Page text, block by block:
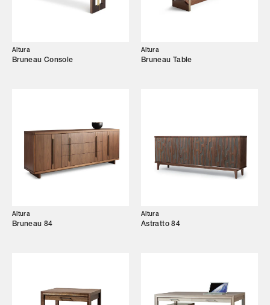
Altura
Bruneau Console
Altura
Bruneau Table
Altura
Bruneau 84
Altura
Astratto 84